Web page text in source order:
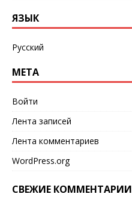
ЯЗЫК
Русский
МЕТА
Войти
Лента записей
Лента комментариев
WordPress.org
СВЕЖИЕ КОММЕНТАРИИ